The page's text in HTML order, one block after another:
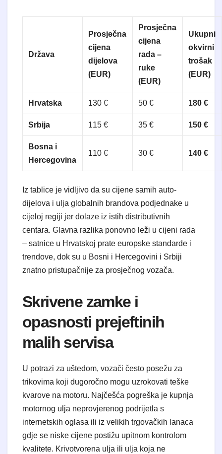
Država
Prosječna
cijena
dijelova
(EUR)
Prosječna
cijena
rada –
ruke
(EUR)
Ukupni
okvirni
trošak
(EUR)
Hrvatska 130 € 50 € 180 €
Srbija 115 € 35 € 150 €
Bosna i
Hercegovina
110 € 30 € 140 €
Iz tablice je vidljivo da su cijene samih auto-
dijelova i ulja globalnih brandova podjednake u
cijeloj regiji jer dolaze iz istih distributivnih
centara. Glavna razlika ponovno leži u cijeni rada
– satnice u Hrvatskoj prate europske standarde i
trendove, dok su u Bosni i Hercegovini i Srbiji
znatno pristupačnije za prosječnog vozača.
Skrivene zamke i
opasnosti prejeftinih
malih servisa
U potrazi za uštedom, vozači često posežu za
trikovima koji dugoročno mogu uzrokovati teške
kvarove na motoru. Najčešća pogreška je kupnja
motornog ulja neprovjerenog podrijetla s
internetskih oglasa ili iz velikih trgovačkih lanaca
gdje se niske cijene postižu upitnom kontrolom
kvalitete. Krivotvorena ulja ili ulja koja ne